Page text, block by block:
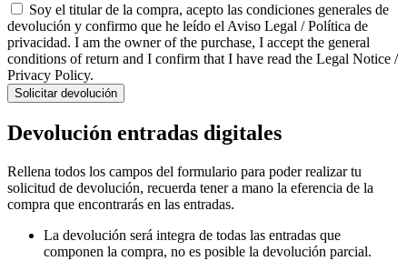
Soy el titular de la compra, acepto las condiciones generales de
devolución y confirmo que he leído el Aviso Legal / Política de
privacidad. I am the owner of the purchase, I accept the general
conditions of return and I confirm that I have read the Legal Notice /
Privacy Policy.
Solicitar devolución
Devolución entradas digitales
Rellena todos los campos del formulario para poder realizar tu
solicitud de devolución, recuerda tener a mano la eferencia de la
compra que encontrarás en las entradas.
La devolución será integra de todas las entradas que
componen la compra, no es posible la devolución parcial.